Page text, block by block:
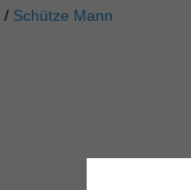
/ Schütze Mann